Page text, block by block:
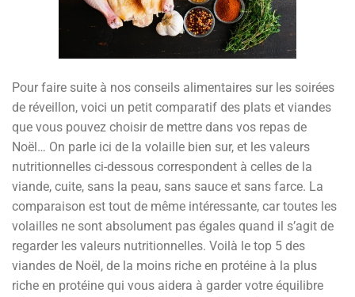
Pour faire suite à nos conseils alimentaires sur les soirées
de réveillon, voici un petit comparatif des plats et viandes
que vous pouvez choisir de mettre dans vos repas de
Noël… On parle ici de la volaille bien sur, et les valeurs
nutritionnelles ci-dessous correspondent à celles de la
viande, cuite, sans la peau, sans sauce et sans farce. La
comparaison est tout de même intéressante, car toutes les
volailles ne sont absolument pas égales quand il s’agit de
regarder les valeurs nutritionnelles. Voilà le top 5 des
viandes de Noël, de la moins riche en protéine à la plus
riche en protéine qui vous aidera à garder votre équilibre